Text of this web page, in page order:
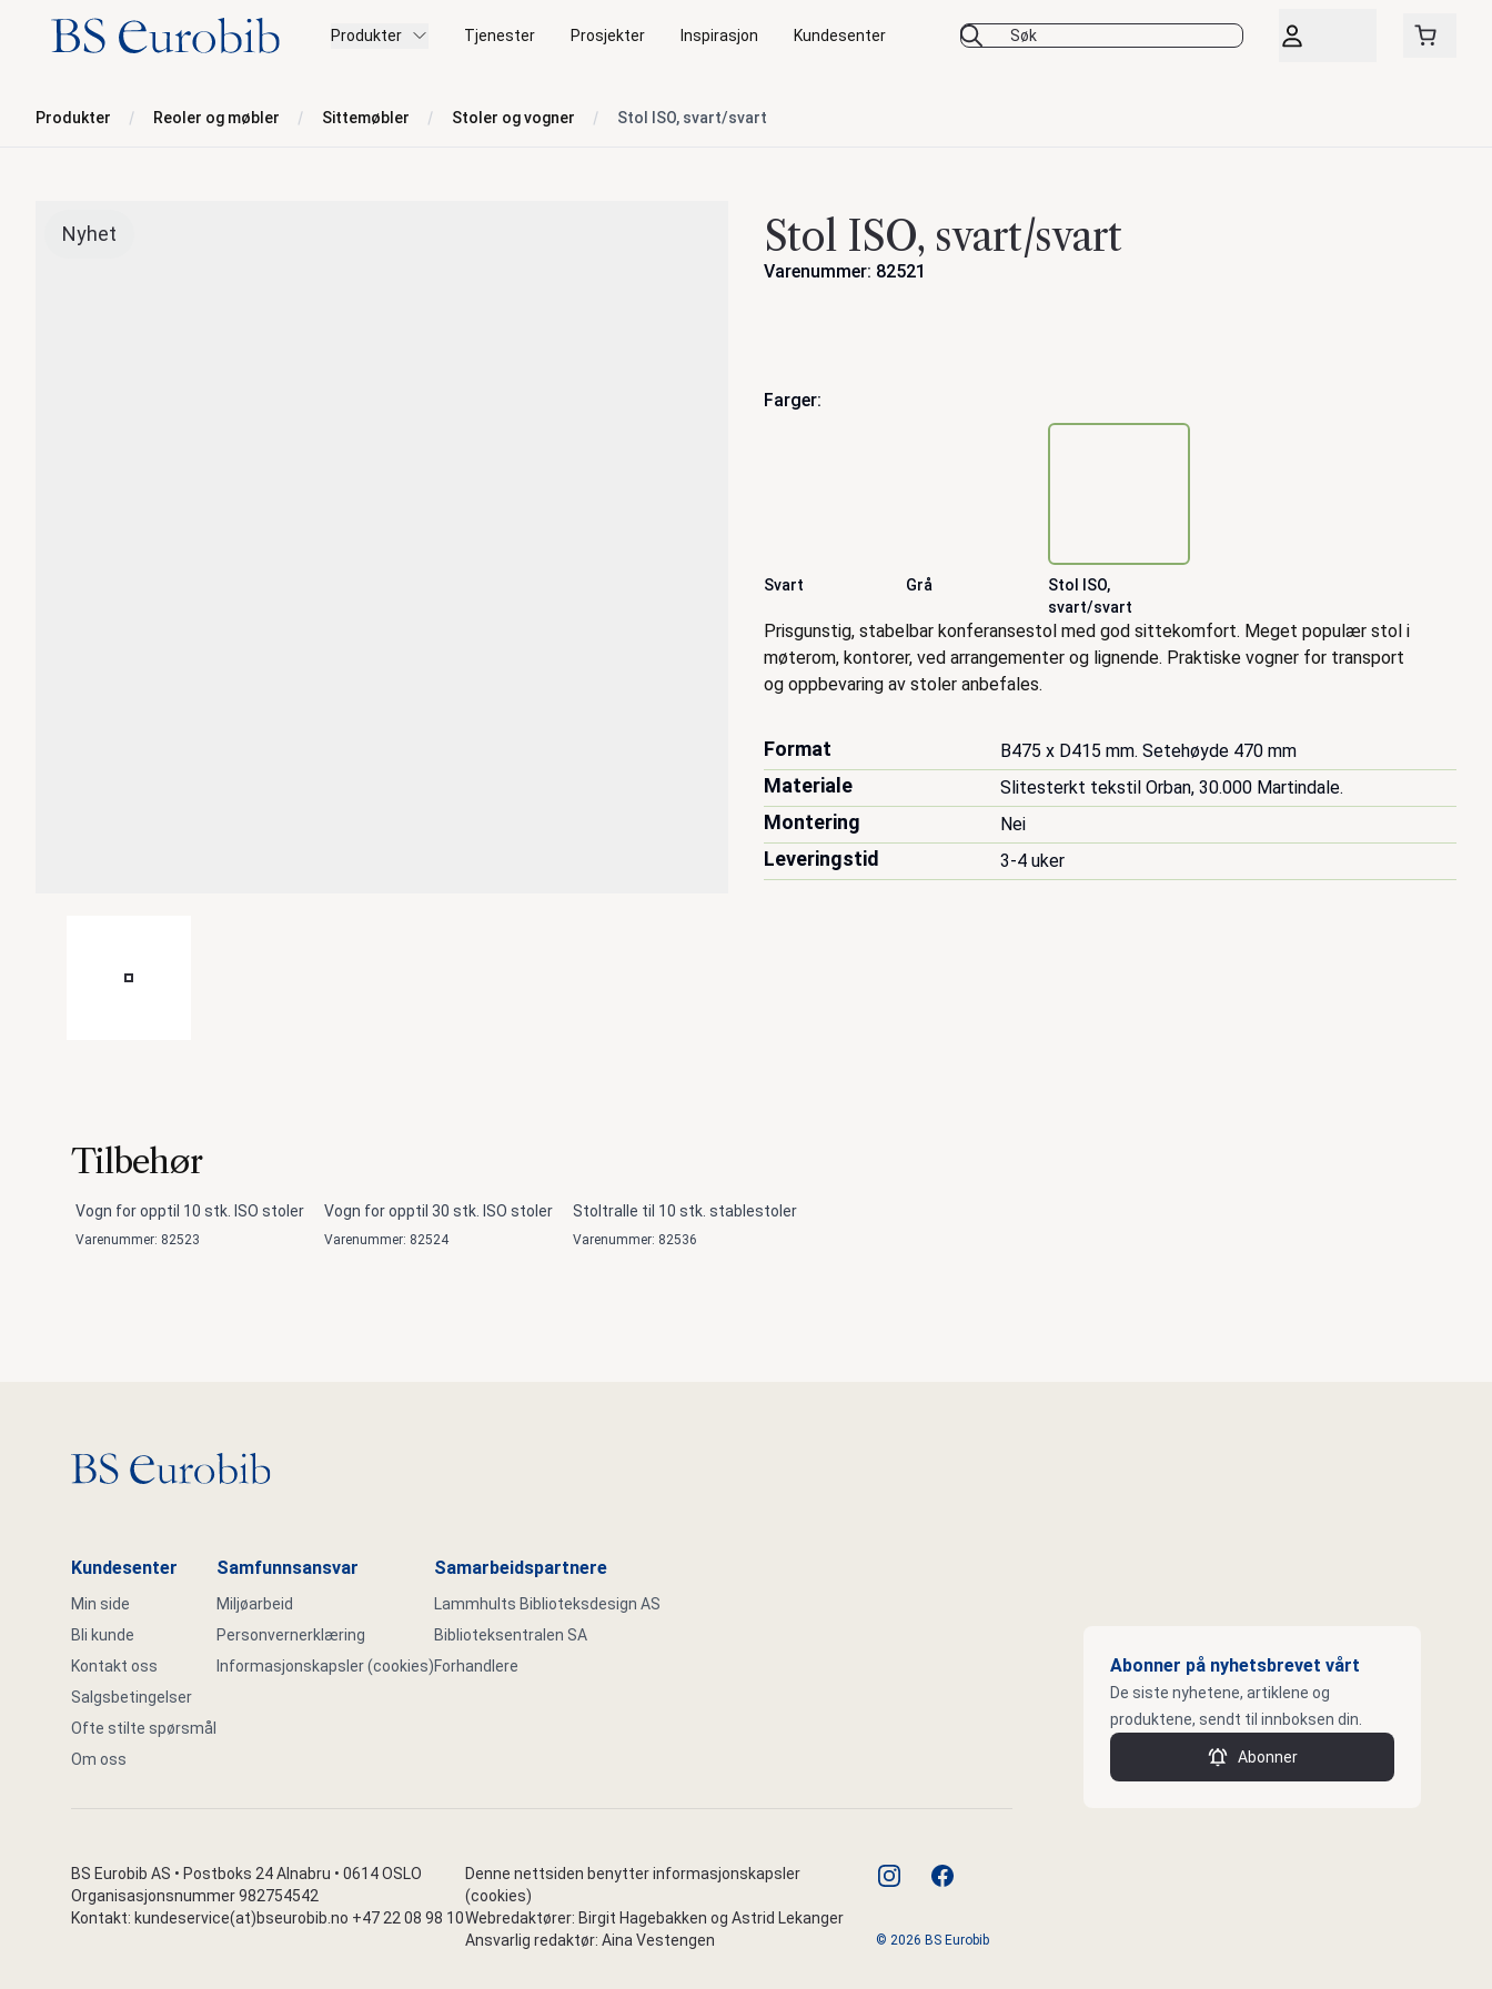
BS Eurobib Produkter Tjenester Prosjekter Inspirasjon Kundesenter
Produkter Reoler og møbler Sittemøbler Stoler og vogner Stol ISO, svart/svart
Nyhet Stol ISO, svart/svart
Varenummer: 82521
Farger:
Svart Grå
Stol ISO,
svart/svart
Beskrivelse
Prisgunstig, stabelbar konferansestol med god sittekomfort. Meget populær stol i
møterom, kontorer, ved arrangementer og lignende. Praktiske vogner for transport
og oppbevaring av stoler anbefales.
Format B475 x D415 mm. Setehøyde 470 mm
Materiale Slitesterkt tekstil Orban, 30.000 Martindale.
Montering Nei
Leveringstid 3-4 uker
Tilbehør
Vogn for opptil 10 stk. ISO stoler
Varenummer: 82523
Vogn for opptil 30 stk. ISO stoler
Varenummer: 82524
Stoltralle til 10 stk. stablestoler
Varenummer: 82536
Gå til hovedsiden
Kundesenter
Min side
Bli kunde
Kontakt oss
Salgsbetingelser
Ofte stilte spørsmål
Om oss
Samfunnsansvar
Miljøarbeid
Personvernerklæring
Informasjonskapsler (cookies)
Samarbeidspartnere
Lammhults Biblioteksdesign AS
Biblioteksentralen SA
Forhandlere
Abonner på nyhetsbrevet vårt
De siste nyhetene, artiklene og
produktene, sendt til innboksen din.
Abonner
BS Eurobib AS • Postboks 24 Alnabru • 0614 OSLO
Organisasjonsnummer 982754542
Kontakt: kundeservice(at)bseurobib.no +47 22 08 98 10
Denne nettsiden benytter informasjonskapsler
(cookies)
Webredaktører: Birgit Hagebakken og Astrid Lekanger
Ansvarlig redaktør: Aina Vestengen
instagramfacebook
© 2026 BS Eurobib